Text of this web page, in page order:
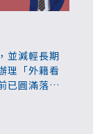
並減輕長期
理「外籍看
已圓滿落
信賴，也